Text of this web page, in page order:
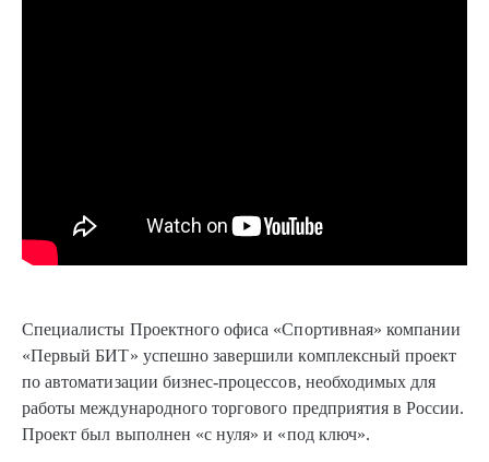
Специалисты Проектного офиса «Спортивная» компании
«Первый БИТ» успешно завершили комплексный проект
по автоматизации бизнес-процессов, необходимых для
работы международного торгового предприятия в России.
Проект был выполнен «с нуля» и «под ключ».